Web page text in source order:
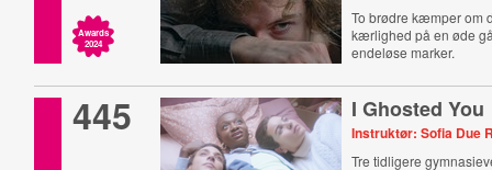
Awards
2024
To brødre kæmper om
kærlighed på en øde
endeløse marker.
445 I Ghosted You
Instruktør: Sofia Due
Tre tidligere